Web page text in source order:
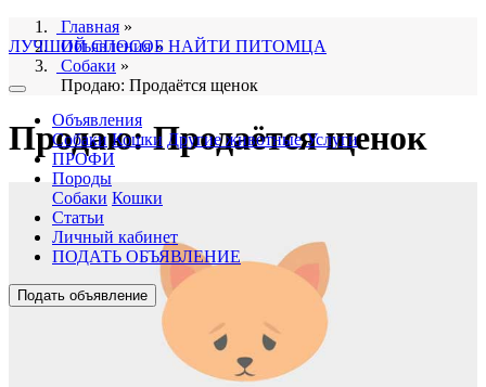
ЛУЧШИЙ СПОСОБ НАЙТИ ПИТОМЦА
Объявления
Собаки Кошки Другие животные Услуги
ПРОФИ
Породы
Собаки Кошки
Статьи
Личный кабинет
ПОДАТЬ ОБЪЯВЛЕНИЕ
Подать объявление
Главная »
Объявления»
Собаки »
Продаю: Продаётся щенок
Продаю: Продаётся щенок